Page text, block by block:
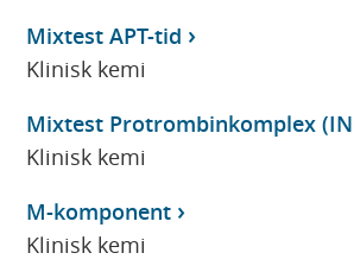
Mixtest APT-tid
Klinisk kemi
Mixtest Protrombinkomplex
Klinisk kemi
M-komponent
Klinisk kemi